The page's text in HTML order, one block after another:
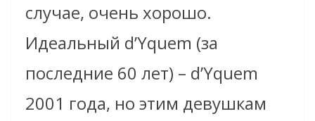
случае, очень хорошо.
Идеальный d’Yquem (за
последние 60 лет) – d’Yquem
2001 года, но этим девушкам